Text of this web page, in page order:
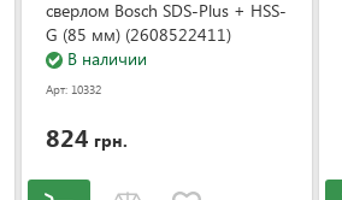
сверлом Bosch SDS-Plus + HSS-
G (85 мм) (2608522411)
В наличии
Арт: 10332
824 грн.